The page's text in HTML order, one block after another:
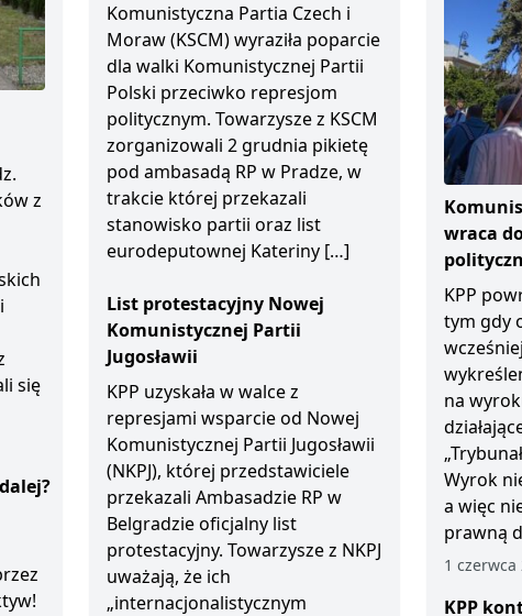
z
się
Komunistyczna Partia Czech i
Moraw (KSCM) wyraziła poparcie
dla walki Komunistycznej Partii
Polski przeciwko represjom
politycznym. Towarzysze z KSCM
zorganizowali 2 grudnia pikietę
pod ambasadą RP w Pradze, w
trakcie której przekazali
stanowisko partii oraz list
eurodeputownej Kateriny […]
List protestacyjny Nowej
Komunistycznej Partii
Jugosławii
KPP uzyskała w walce z
represjami wsparcie od Nowej
Komunistycznej Partii Jugosławii
(NKPJ), której przedstawiciele
przekazali Ambasadzie RP w
Belgradzie oficjalny list
protestacyjny. Towarzysze z NKPJ
uważają, że ich
„internacjonalistycznym
wraca
KPP
tym gdy
na
Wyrok
a więc
prawną
1 czerwca
KPP